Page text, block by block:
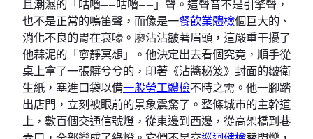
且潮濕的「咕嚕——咕嚕——」聲。這聲音不是引擎聲，
也不是正常的鳴笛聲，而像是一餐飲業體檢個巨大的、
消化不良的胃在哀嚎。廖沾沾皺著眉頭，這嚴重干擾了
他蒜泥的「寧靜冥想」。他決定出去看個究竟，順手從
桌上拿了一張髒兮兮的，印著《沾醬秘笈》封面的皺衛
生紙，塞進口袋以備一般勞工體檢不時之需。他一腳踏
出店門，立刻被眼前的景象震驚了。整條城市的主幹道
上，數百個交通信號燈，從東邊到西邊，從高架橋到巷